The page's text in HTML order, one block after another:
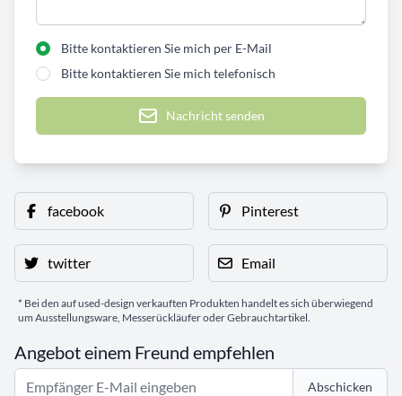
Bitte kontaktieren Sie mich per E-Mail
Bitte kontaktieren Sie mich telefonisch
Nachricht senden
facebook Pinterest
twitter Email
* Bei den auf used-design verkauften Produkten handelt es sich überwiegend
um Ausstellungsware, Messerückläufer oder Gebrauchtartikel.
Angebot einem Freund empfehlen
Abschicken